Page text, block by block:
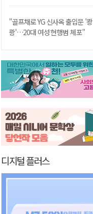
"골프채로 YG 신사옥 출입문 '쾅
쾅'…20대 여성 현행범 체포"
디지털 플러스